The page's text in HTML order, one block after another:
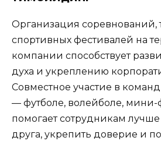
Организация соревнований,
спортивных фестивалей на
компании способствует
духа и укреплению
Совместное участие в
— футболе, волейболе, мини-
помогает сотрудникам
друга, укрепить доверие и